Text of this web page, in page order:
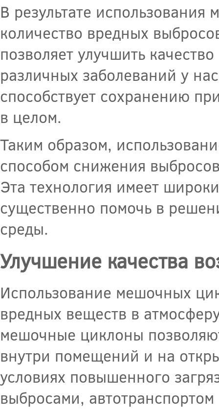
В результате
количество вредных
позволяет улучшить
различных заболеваний у
способствует сохранению
в целом.
Таким образом,
способом снижения
Эта технология имеет
существенно помочь в
среды.
Улучшение качества
Использование мешочных
вредных веществ в
мешочные циклоны
внутри помещений и на
условиях повышенного
выбросами,